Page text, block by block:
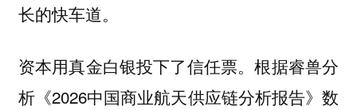
长的快车道。
资本用真金白银投下了信任票。根据睿兽分
析《2026中国商业航天供应链分析报告》数